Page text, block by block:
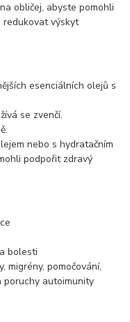
obličej, abyste pomohli
redukovat výskyt
esenciálních olejů s
se zvenčí.
nebo s hydratačním
podpořit zdravý
bolesti
migrény, pomočování,
poruchy autoimunity